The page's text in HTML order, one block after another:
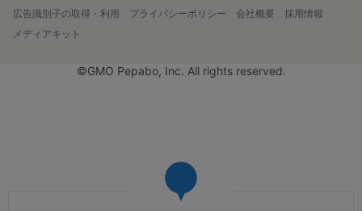
広告識別子の取得・利用
プライバシーポリシー 会社概要
採用情報
メディアキット
©GMO Pepabo, Inc. All rights reserved.